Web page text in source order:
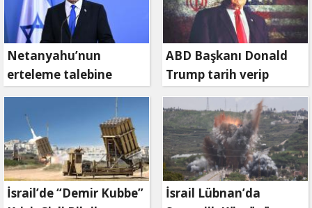
Netanyahu’nun
erteleme talebine
mahkemeden ret
ABD Başkanı Donald
Trump tarih verip
duyurdu: Savaş ne
zaman bitecek?
İsrail’de “Demir Kubbe”
İsrail Lübnan’da